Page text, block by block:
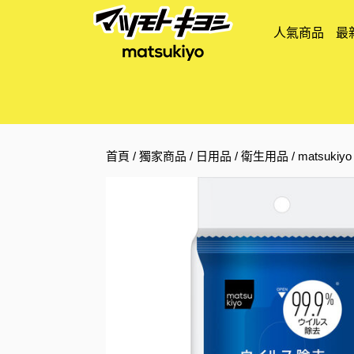
人氣商品 最
首頁 /獨家商品 / 日用品 /衛生用品 /